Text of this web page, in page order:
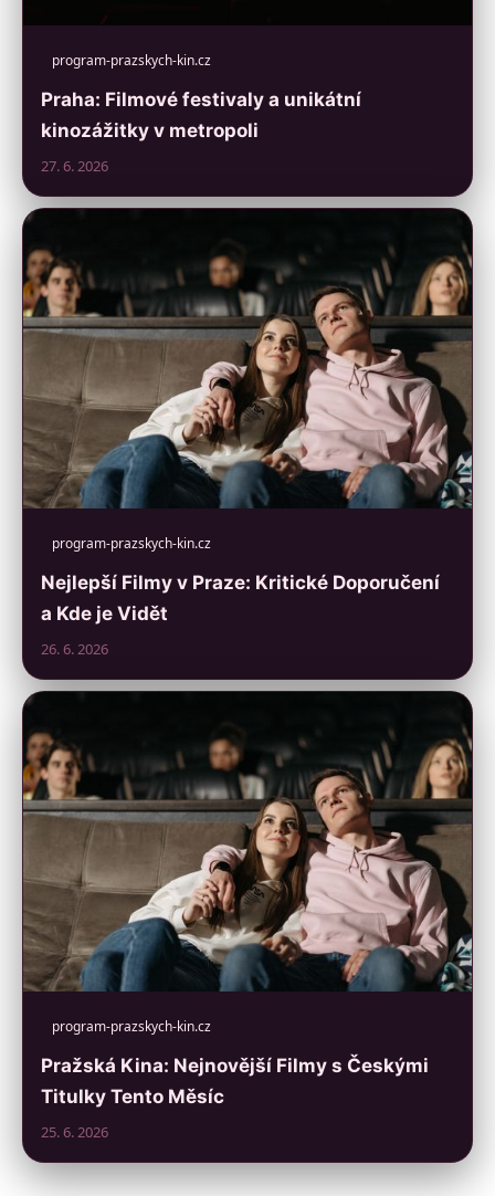
program-prazskych-kin.cz
Praha: Filmové festivaly a unikátní
kinozážitky v metropoli
27. 6. 2026
program-prazskych-kin.cz
Nejlepší Filmy v Praze: Kritické Doporučení
a Kde je Vidět
26. 6. 2026
program-prazskych-kin.cz
Pražská Kina: Nejnovější Filmy s Českými
Titulky Tento Měsíc
25. 6. 2026